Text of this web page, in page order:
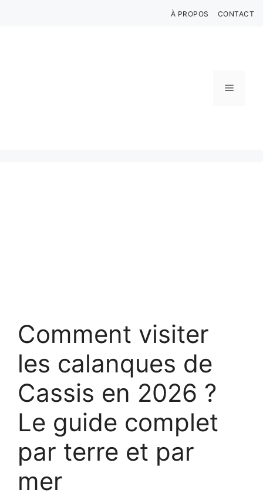
À PROPOS CONTACT
Menu
Comment visiter
les calanques de
Cassis en 2026 ?
Le guide complet
par terre et par
mer